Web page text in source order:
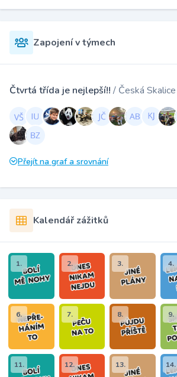
Zapojení v týmech
Čtvrtá třída je nejlepší!! / Česká Skalice
Přejít na graf a srovnání
Kalendář zážitků
1. 2. 3. 4.
6. 7. 8. 9.
11. 12. 13. 14.